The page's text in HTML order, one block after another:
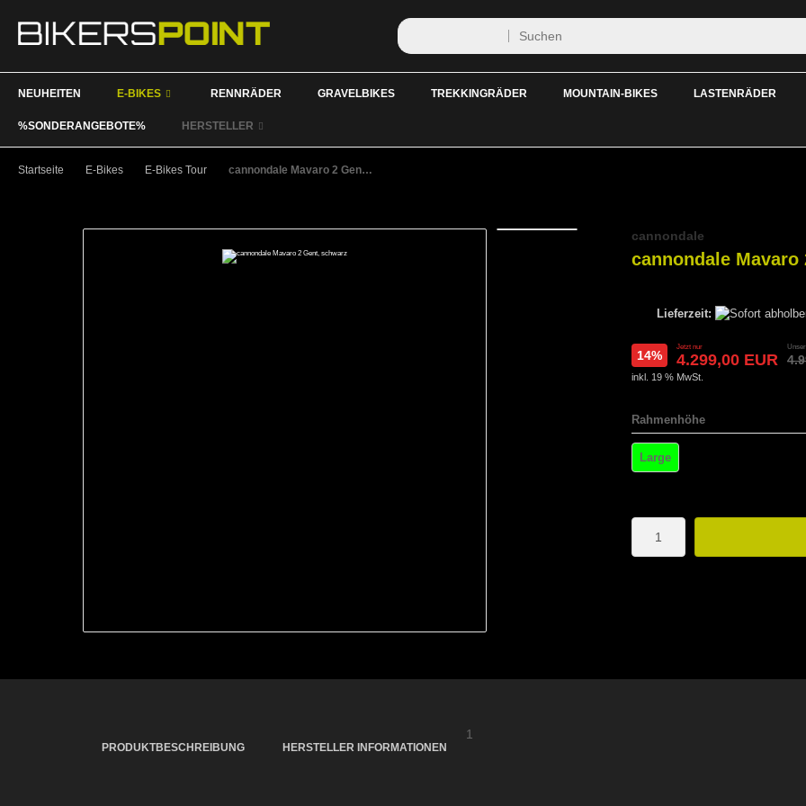
NEUHEITEN E-BIKES RENNRÄDER GRAVELBIKES TREKKINGRÄDER MOUNTAIN-BIKES LASTENRÄDER
%SONDERANGEBOTE% HERSTELLER
Startseite E-Bikes E-Bikes Tour cannondale Mavaro 2 Gent, schwarz
cannondale
cannondale Mavaro
Lieferzeit:
Jetzt nur
4.299,00 EUR
14%
inkl. 19 % MwSt.
Rahmenhöhe
Large
1
PRODUKTBESCHREIBUNG HERSTELLER INFORMATIONEN